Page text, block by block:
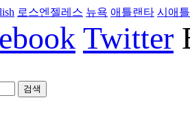
로스엔젤레스 뉴욕 애틀랜타 시애틀
Twitter